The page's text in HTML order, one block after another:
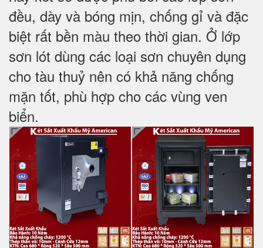
đều, dày và bóng mịn, chống gỉ và đặc
biệt rất bền màu theo thời gian. Ở lớp
sơn lót dùng các loại sơn chuyên dụng
cho tàu thuỷ nên có khả năng chống
mặn tốt, phù hợp cho các vùng ven
biển.